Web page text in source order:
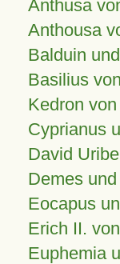
Anthusa
Anthousa
Balduin
Basilius
Kedron
Cyprianus
David
Demes
Eocapus
Erich II.
Euphemia